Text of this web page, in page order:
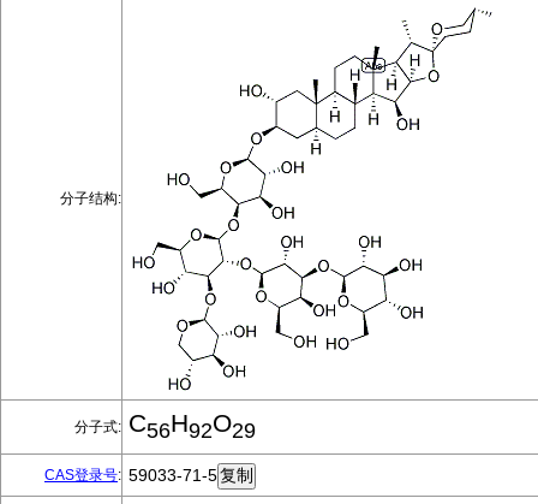
分子结构:
分子式: C56H92O29
CAS登录号: 59033-71-5